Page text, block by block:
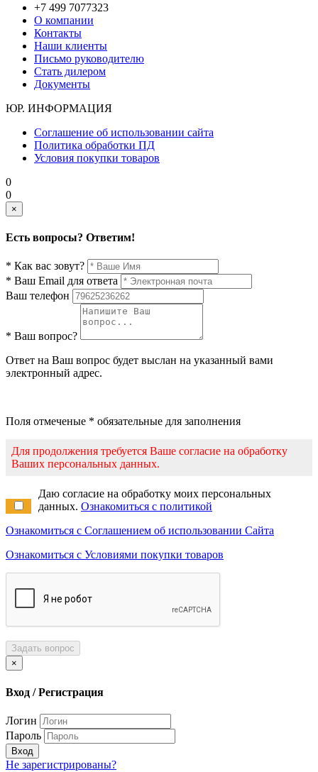
+7 499 7077323
О компании
Контакты
Наши клиенты
Письмо руководителю
Стать дилером
Документы
ЮР. ИНФОРМАЦИЯ
Соглашение об использовании сайта
Политика обработки ПД
Условия покупки товаров
0
0
×
Есть вопросы? Ответим!
* Как вас зовут?
* Ваш Email для ответа
Ваш телефон
* Ваш вопрос?
Ответ на Ваш вопрос будет выслан на указанный вами
электронный адрес.
Поля отмеченые * обязательные для заполнения
Для продолжения требуется Ваше согласие на обработку
Ваших персональных данных.
Даю согласие на обработку моих персональных
данных. Ознакомиться с политикой
Ознакомиться с Соглашением об использовании Сайта
Ознакомиться с Условиями покупки товаров
Задать вопрос
×
Вход / Регистрация
Логин
Пароль
Вход
Не зарегистрированы?